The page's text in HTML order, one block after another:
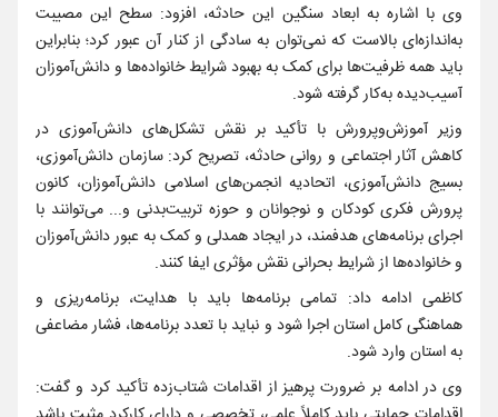
وی با اشاره به ابعاد سنگین این حادثه، افزود: سطح این مصیبت
به‌اندازه‌ای بالاست که نمی‌توان به سادگی از کنار آن عبور کرد؛ بنابراین
باید همه ظرفیت‌ها برای کمک به بهبود شرایط خانواده‌ها و دانش‌آموزان
آسیب‌دیده به‌کار گرفته شود.
وزیر آموزش‌وپرورش با تأکید بر نقش تشکل‌های دانش‌آموزی در
کاهش آثار اجتماعی و روانی حادثه، تصریح کرد: سازمان دانش‌آموزی،
بسیج دانش‌آموزی، اتحادیه انجمن‌های اسلامی دانش‌آموزان، کانون
پرورش فکری کودکان و نوجوانان و حوزه تربیت‌بدنی و... می‌توانند با
اجرای برنامه‌های هدفمند، در ایجاد همدلی و کمک به عبور دانش‌آموزان
و خانواده‌ها از شرایط بحرانی نقش مؤثری ایفا کنند.
کاظمی ادامه داد: تمامی برنامه‌ها باید با هدایت، برنامه‌ریزی و
هماهنگی کامل استان اجرا شود و نباید با تعدد برنامه‌ها، فشار مضاعفی
به استان وارد شود.
وی در ادامه بر ضرورت پرهیز از اقدامات شتاب‌زده تأکید کرد و گفت: